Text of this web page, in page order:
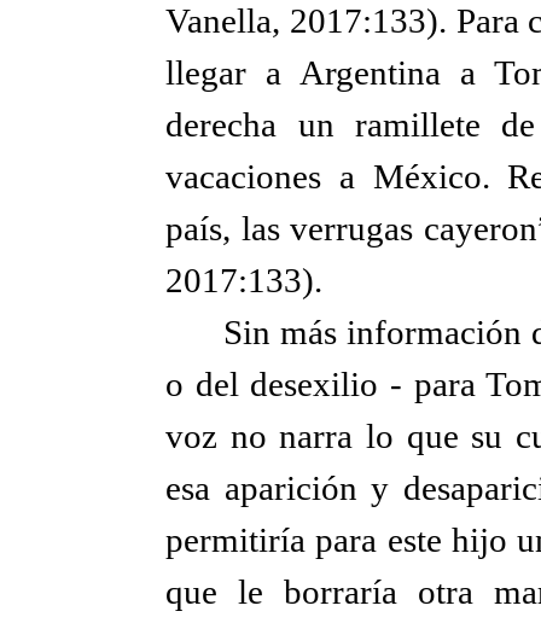
Vanella, 2017:133). Para
llegar a Argentina a
derecha un ramillete
vacaciones a México.
país, las verrugas
2017:133).
Sin más información
o del desexilio - para
voz no narra lo que su
esa aparición y
permitiría para este hijo
que le borraría otra